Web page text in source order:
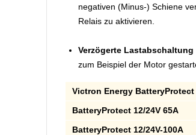
negativen (Minus-) Schiene
Relais zu aktivieren.
Verzögerte Lastabschaltung
zum Beispiel der Motor
Victron Energy BatteryProtect
BatteryProtect 12/24V 65A
BatteryProtect 12/24V-100A